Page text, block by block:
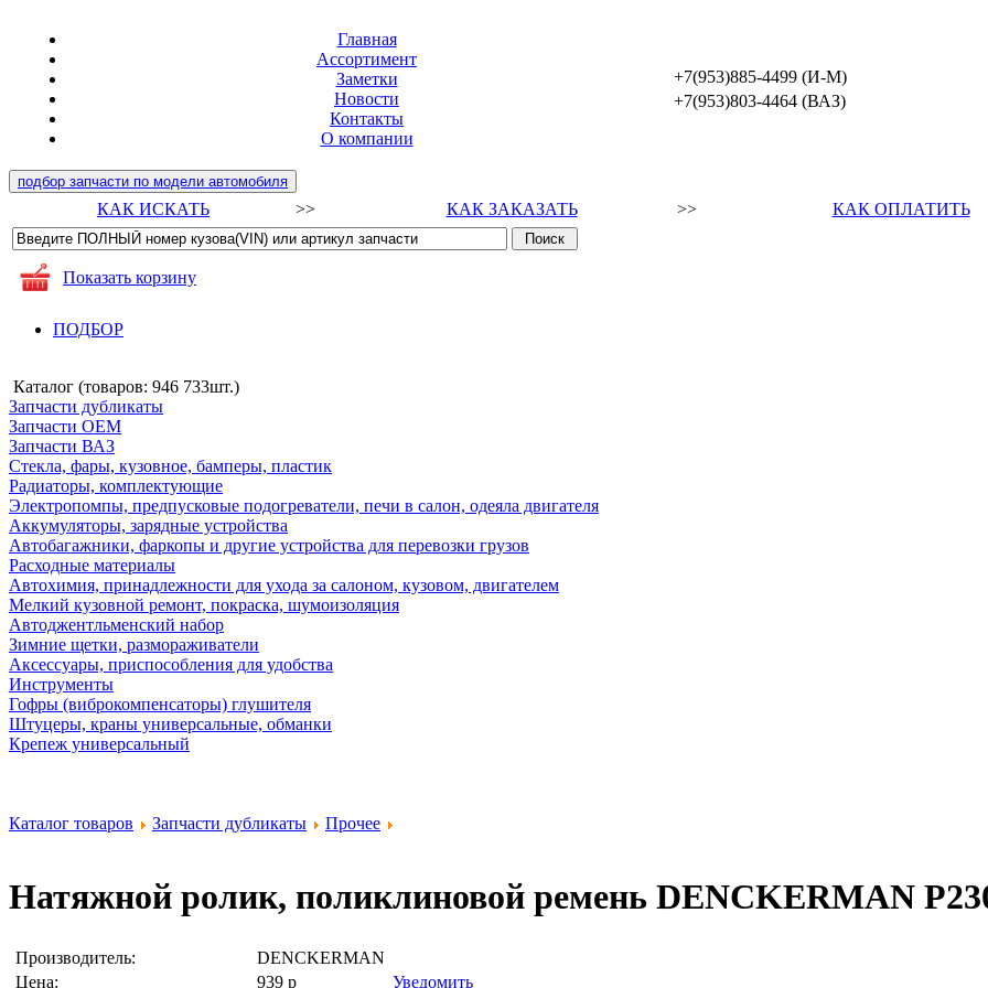
Главная
Ассортимент
Заметки
Новости
Контакты
О компании
+7(953)885-4499 (И-М)
+7(953)803-4464 (ВАЗ)
подбор запчасти по модели автомобиля
КАК ИСКАТЬ >> КАК ЗАКАЗАТЬ >> КАК ОПЛАТИТЬ
Показать корзину
ПОДБОР
Каталог (товаров: 946 733шт.)
Запчасти дубликаты
Запчасти ОЕМ
Запчасти ВАЗ
Стекла, фары, кузовное, бамперы, пластик
Радиаторы, комплектующие
Электропомпы, предпусковые подогреватели, печи в салон, одеяла двигателя
Аккумуляторы, зарядные устройства
Автобагажники, фаркопы и другие устройства для перевозки грузов
Расходные материалы
Автохимия, принадлежности для ухода за салоном, кузовом, двигателем
Мелкий кузовной ремонт, покраска, шумоизоляция
Автоджентльменский набор
Зимние щетки, размораживатели
Аксессуары, приспособления для удобства
Инструменты
Гофры (виброкомпенсаторы) глушителя
Штуцеры, краны универсальные, обманки
Крепеж универсальный
Каталог товаров Запчасти дубликаты Прочее
Натяжной ролик, поликлиновой ремень DENCKERMAN
Производитель:
DENCKERMAN
Цена:
939 р Уведомить